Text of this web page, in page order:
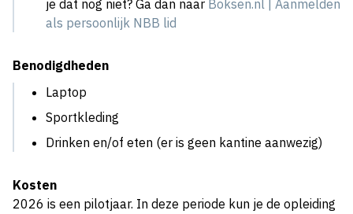
je dat nog niet? Ga dan naar Boksen.nl | Aanmelden
als persoonlijk NBB lid
Benodigdheden
Laptop
Sportkleding
Drinken en/of eten (er is geen kantine aanwezig)
Kosten
2026 is een pilotjaar. In deze periode kun je de opleiding